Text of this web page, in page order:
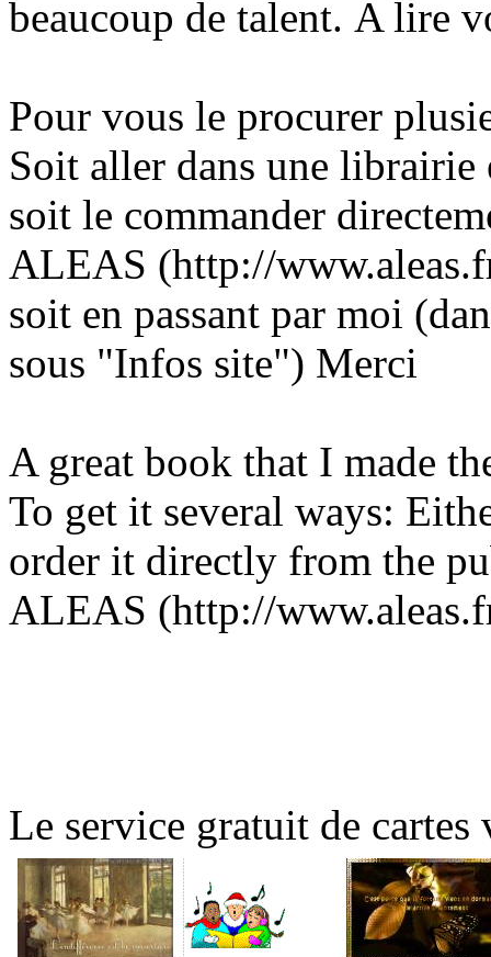
beaucoup de talent. A lire
Pour vous le procurer
Soit aller dans une librairie
soit le commander
ALEAS (http://
soit en passant par moi
sous "Infos site") Merci
A great book that I made
To get it several ways:
order it directly from the
ALEAS (http://
Le service gratuit de cartes